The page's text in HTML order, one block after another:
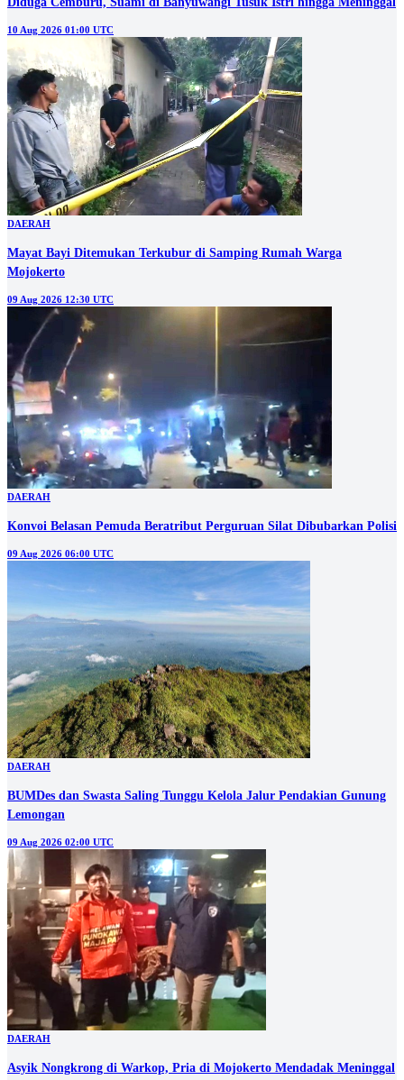
10 Aug 2026 01:00 UTC
DAERAH
Mayat Bayi Ditemukan Terkubur di Samping Rumah Warga
Mojokerto
09 Aug 2026 12:30 UTC
DAERAH
Konvoi Belasan Pemuda Beratribut Perguruan Silat Dibubarkan Polisi
09 Aug 2026 06:00 UTC
DAERAH
BUMDes dan Swasta Saling Tunggu Kelola Jalur Pendakian Gunung
Lemongan
09 Aug 2026 02:00 UTC
DAERAH
Asyik Nongkrong di Warkop, Pria di Mojokerto Mendadak Meninggal